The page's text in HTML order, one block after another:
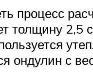
процесс
2,5
ондулин с